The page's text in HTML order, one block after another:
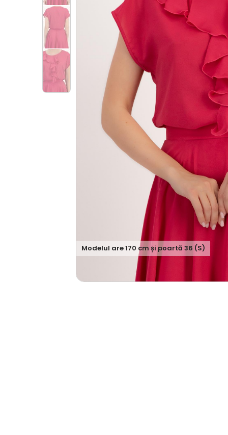
Modelul are170 cm și poartă36 (S)